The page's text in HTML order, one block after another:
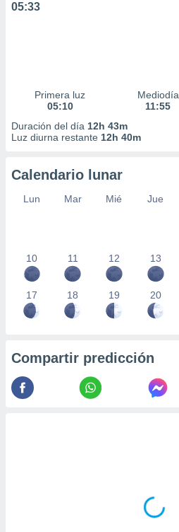
05:33
Primera luz
05:10
Mediodía
11:55
Duración del día 12h 43m
Luz diurna restante 12h 40m
Calendario lunar
Lun Mar Mié Jue
10 11 12 13
17 18 19 20
Compartir predicción